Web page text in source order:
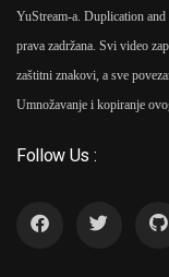
YuStream-a. Duplication
prava zadržana. Svi video
zaštitni znakovi, a sve
Umnožavanje i kopiranje
Follow Us :